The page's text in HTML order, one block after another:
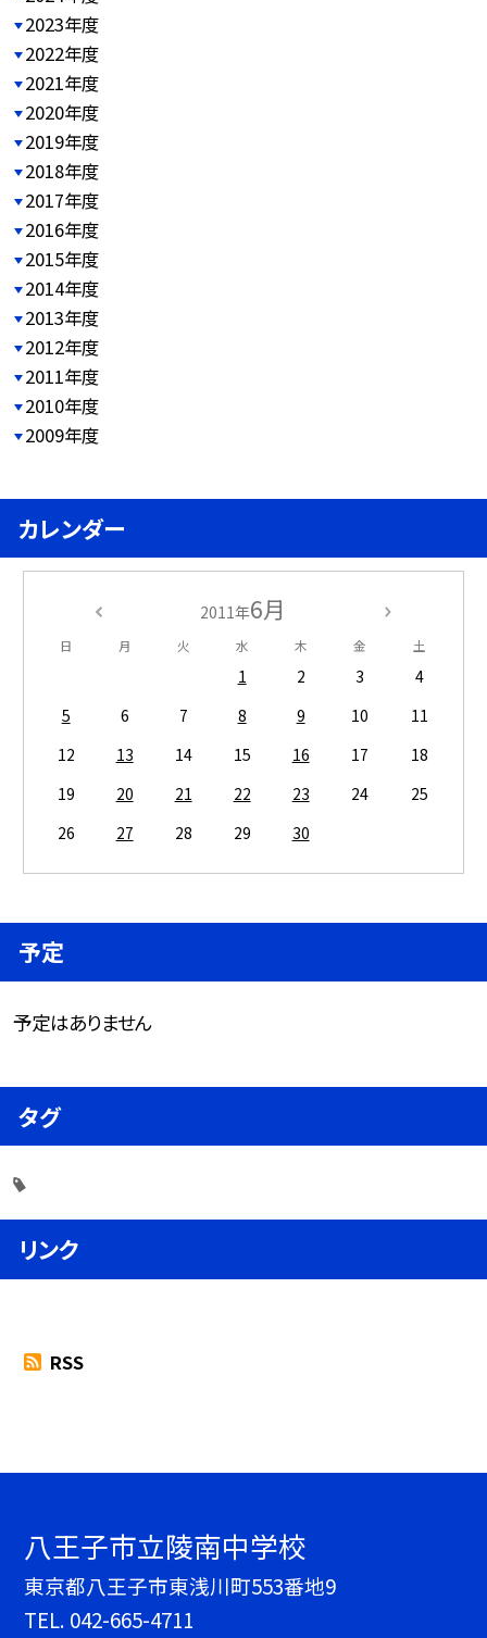
2023年度
2022年度
2021年度
2020年度
2019年度
2018年度
2017年度
2016年度
2015年度
2014年度
2013年度
2012年度
2011年度
2010年度
2009年度
カレンダー
2011年6月
日 月 火 水 木 金 土
1 2 3
4
5
6 7 8 9 10
11
12
13 14 15 16 17
18
19
20 21 22 23 24
25
26
27 28 29 30
予定
予定はありません
タグ
リンク
RSS
八王子市立陵南中学校
東京都八王子市東浅川町553番地9
TEL. 042-665-4711